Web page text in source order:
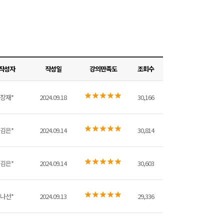
성자 작성일 강의만족도 조회수
장재* 2024.09.18 30,166
김은* 2024.09.14 30,814
김은* 2024.09.14 30,603
나선* 2024.09.13 29,336